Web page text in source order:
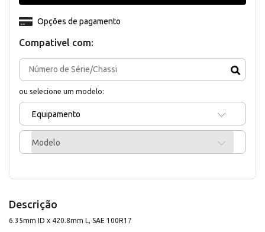
Compativel com:
ou selecione um modelo:
Equipamento
Modelo
Opções de pagamento
Descrição
6.35mm ID x 420.8mm L, SAE 100R17